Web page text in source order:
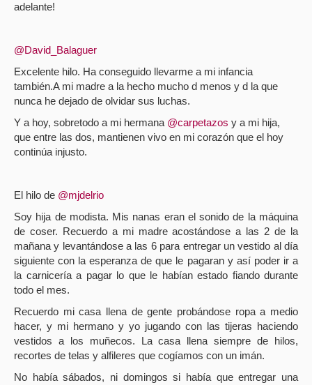
adelante!
@David_Balaguer
Excelente hilo. Ha conseguido llevarme a mi infancia
también.A mi madre a la hecho mucho d menos y d la que
nunca he dejado de olvidar sus luchas.
Y a hoy, sobretodo a mi hermana @carpetazos y a mi hija,
que entre las dos, mantienen vivo en mi corazón que el hoy
continúa injusto.
El hilo de @mjdelrio
Soy hija de modista. Mis nanas eran el sonido de la máquina
de coser. Recuerdo a mi madre acostándose a las 2 de la
mañana y levantándose a las 6 para entregar un vestido al día
siguiente con la esperanza de que le pagaran y así poder ir a
la carnicería a pagar lo que le habían estado fiando durante
todo el mes.
Recuerdo mi casa llena de gente probándose ropa a medio
hacer, y mi hermano y yo jugando con las tijeras haciendo
vestidos a los muñecos. La casa llena siempre de hilos,
recortes de telas y alfileres que cogíamos con un imán.
No había sábados, ni domingos si había que entregar una